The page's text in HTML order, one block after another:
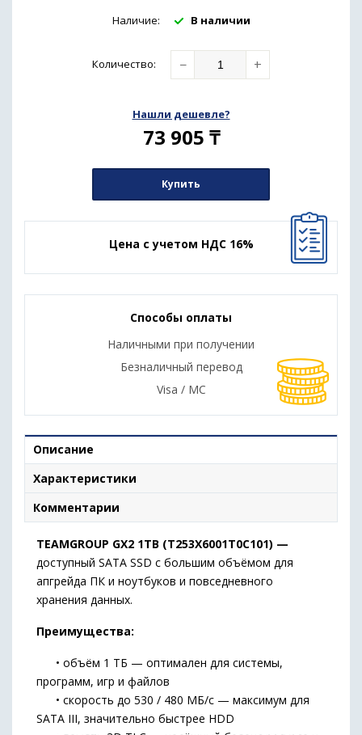
Наличие: В наличии
Количество: − +
Нашли дешевле?
73 905 ₸
Купить
Цена с учетом НДС 16%
Способы оплаты
Наличными при получении
Безналичный перевод
Visa / MC
Описание
Характеристики
Комментарии
TEAMGROUP GX2 1TB (T253X6001T0C101) —
доступный SATA SSD с большим объёмом для
апгрейда ПК и ноутбуков и повседневного
хранения данных.
Преимущества:
• объём 1 ТБ — оптимален для системы,
программ, игр и файлов
• скорость до 530 / 480 МБ/с — максимум для
SATA III, значительно быстрее HDD